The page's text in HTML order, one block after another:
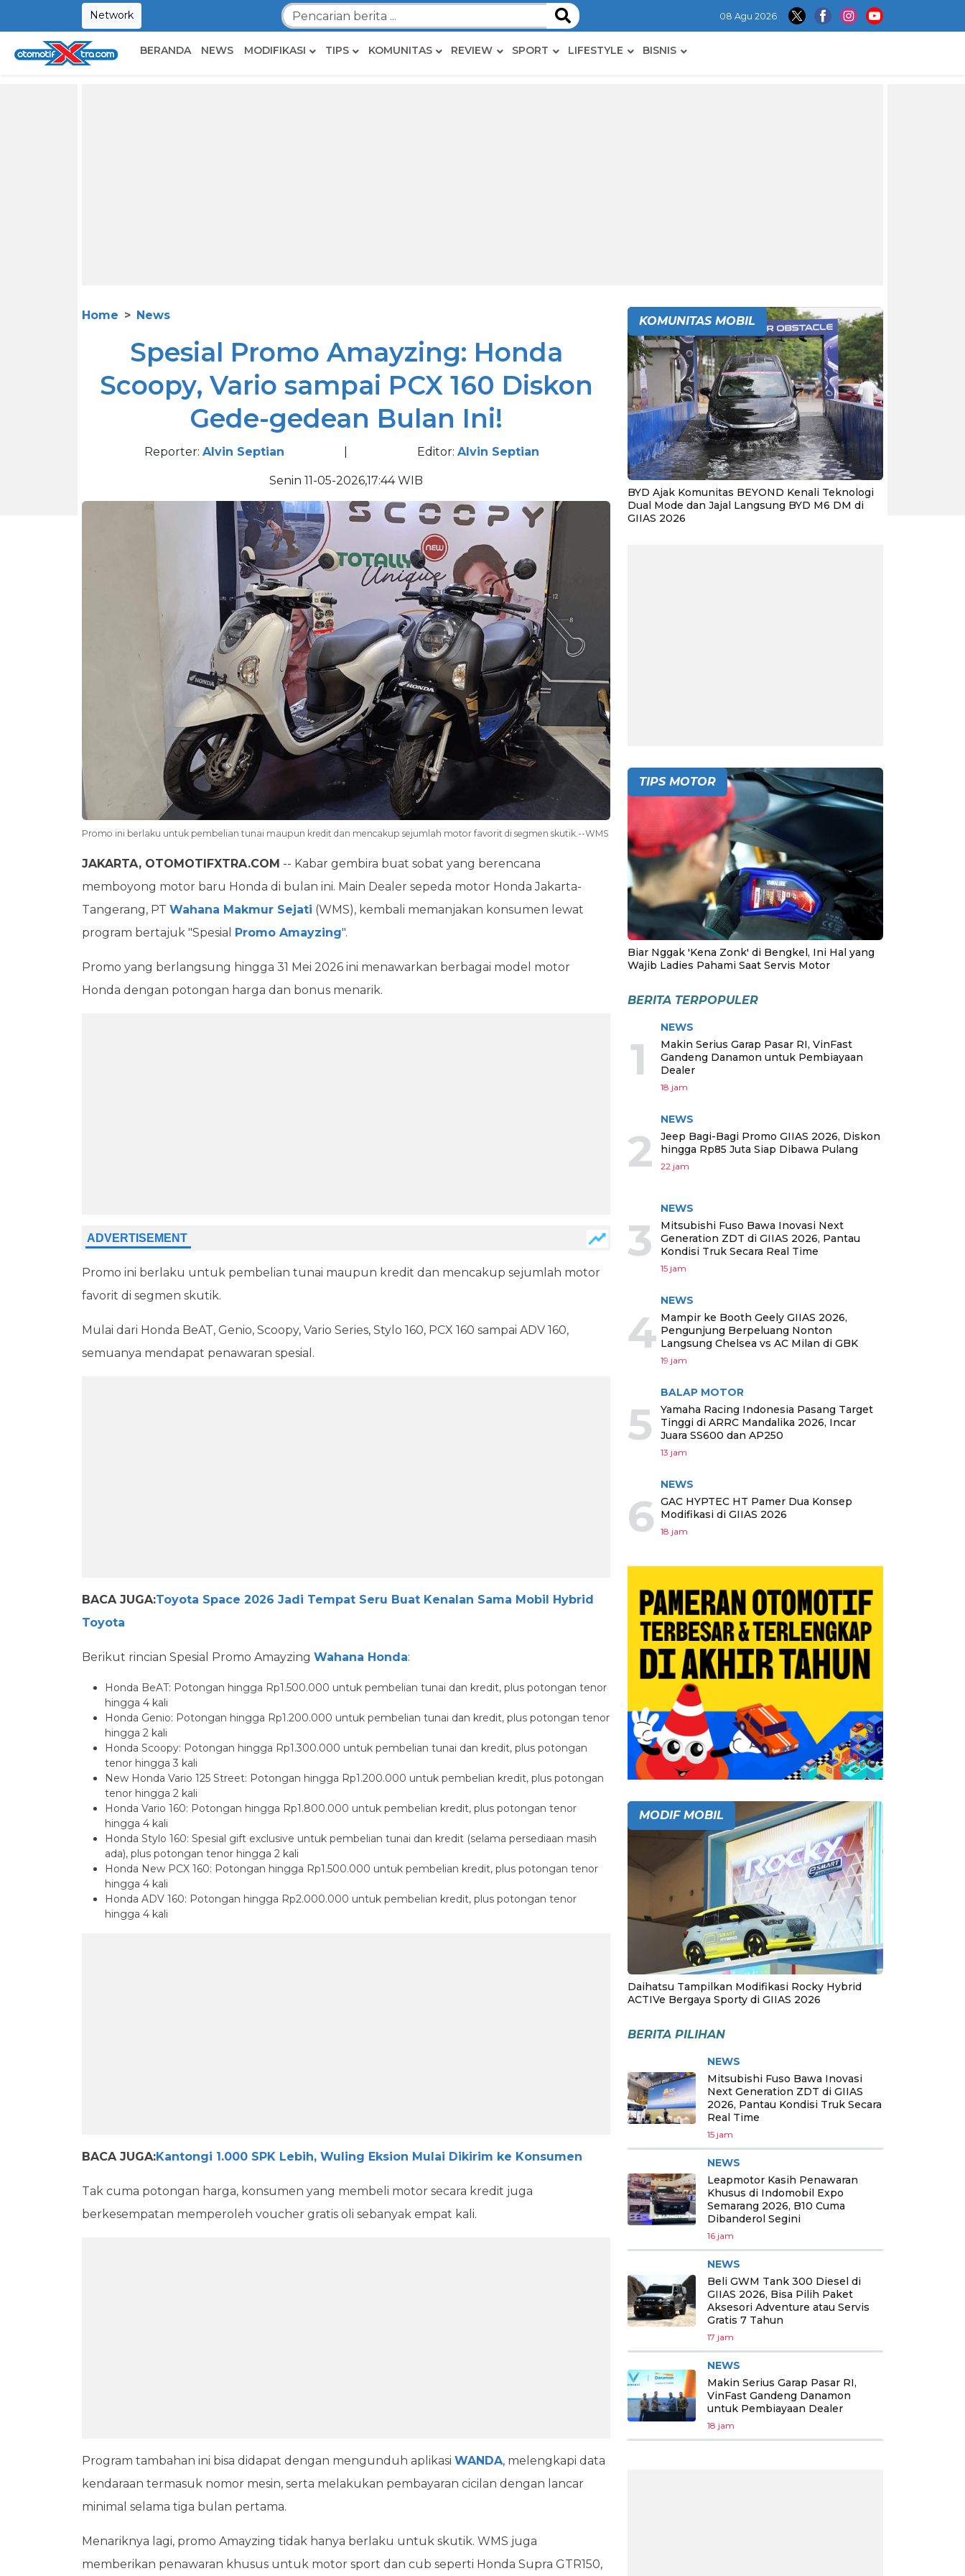
Network 08 Agu 2026
BERANDA NEWS MODIFIKASI TIPS KOMUNITAS REVIEW SPORT LIFESTYLE BISNIS
Home News
Spesial Promo Amayzing: Honda
Scoopy, Vario sampai PCX 160 Diskon
Gede-gedean Bulan Ini!
Reporter: Alvin Septian Editor: Alvin Septian
Senin 11-05-2026,17:44 WIB
Promo ini berlaku untuk pembelian tunai maupun kredit dan mencakup sejumlah motor favorit di segmen skutik.--WMS
JAKARTA, OTOMOTIFXTRA.COM -- Kabar gembira buat sobat yang berencana
memboyong motor baru Honda di bulan ini. Main Dealer sepeda motor Honda Jakarta-
Tangerang, PT Wahana Makmur Sejati (WMS), kembali memanjakan konsumen lewat
program bertajuk "Spesial
Promo Amayzing".
Promo yang berlangsung hingga 31 Mei 2026 ini menawarkan berbagai model motor
Honda dengan potongan harga dan bonus menarik.
Promo ini berlaku untuk pembelian tunai maupun kredit dan mencakup sejumlah motor
favorit di segmen skutik.
Mulai dari Honda BeAT, Genio, Scoopy, Vario Series, Stylo 160, PCX 160 sampai ADV 160,
semuanya mendapat penawaran spesial.
BACA JUGA:Toyota Space 2026 Jadi Tempat Seru Buat Kenalan Sama Mobil Hybrid
Toyota
Berikut rincian Spesial Promo Amayzing Wahana Honda:
Honda BeAT: Potongan hingga Rp1.500.000 untuk pembelian tunai dan kredit, plus potongan tenor
hingga 4 kali
Honda Genio: Potongan hingga Rp1.200.000 untuk pembelian tunai dan kredit, plus potongan tenor
hingga 2 kali
Honda Scoopy: Potongan hingga Rp1.300.000 untuk pembelian tunai dan kredit, plus potongan
tenor hingga 3 kali
New Honda Vario 125 Street: Potongan hingga Rp1.200.000 untuk pembelian kredit, plus potongan
tenor hingga 2 kali
Honda Vario 160: Potongan hingga Rp1.800.000 untuk pembelian kredit, plus potongan tenor
hingga 4 kali
Honda Stylo 160: Spesial gift exclusive untuk pembelian tunai dan kredit (selama persediaan masih
ada), plus potongan tenor hingga 2 kali
Honda New PCX 160: Potongan hingga Rp1.500.000 untuk pembelian kredit, plus potongan tenor
hingga 4 kali
Honda ADV 160: Potongan hingga Rp2.000.000 untuk pembelian kredit, plus potongan tenor
hingga 4 kali
BACA JUGA:Kantongi 1.000 SPK Lebih, Wuling Eksion Mulai Dikirim ke Konsumen
Tak cuma potongan harga, konsumen yang membeli motor secara kredit juga
berkesempatan memperoleh voucher gratis oli sebanyak empat kali.
Program tambahan ini bisa didapat dengan mengunduh aplikasi WANDA, melengkapi data
kendaraan termasuk nomor mesin, serta melakukan pembayaran cicilan dengan lancar
minimal selama tiga bulan pertama.
Menariknya lagi, promo Amayzing tidak hanya berlaku untuk skutik. WMS juga
memberikan penawaran khusus untuk motor sport dan cub seperti Honda Supra GTR150,
KOMUNITAS MOBIL
BYD Ajak Komunitas BEYOND Kenali Teknologi
Dual Mode dan Jajal Langsung BYD M6 DM di
GIIAS 2026
TIPS MOTOR
Biar Nggak 'Kena Zonk' di Bengkel, Ini Hal yang
Wajib Ladies Pahami Saat Servis Motor
BERITA TERPOPULER
1
NEWS
Makin Serius Garap Pasar RI, VinFast
Gandeng Danamon untuk Pembiayaan
Dealer
18 jam
2
NEWS
Jeep Bagi-Bagi Promo GIIAS 2026, Diskon
hingga Rp85 Juta Siap Dibawa Pulang
22 jam
3
NEWS
Mitsubishi Fuso Bawa Inovasi Next
Generation ZDT di GIIAS 2026, Pantau
Kondisi Truk Secara Real Time
15 jam
4
NEWS
Mampir ke Booth Geely GIIAS 2026,
Pengunjung Berpeluang Nonton
Langsung Chelsea vs AC Milan di GBK
19 jam
5
BALAP MOTOR
Yamaha Racing Indonesia Pasang Target
Tinggi di ARRC Mandalika 2026, Incar
Juara SS600 dan AP250
13 jam
6
NEWS
GAC HYPTEC HT Pamer Dua Konsep
Modifikasi di GIIAS 2026
18 jam
MODIF MOBIL
Daihatsu Tampilkan Modifikasi Rocky Hybrid
ACTIVe Bergaya Sporty di GIIAS 2026
BERITA PILIHAN
NEWS
Mitsubishi Fuso Bawa Inovasi
Next Generation ZDT di GIIAS
2026, Pantau Kondisi Truk Secara
Real Time
15 jam
NEWS
Leapmotor Kasih Penawaran
Khusus di Indomobil Expo
Semarang 2026, B10 Cuma
Dibanderol Segini
16 jam
NEWS
Beli GWM Tank 300 Diesel di
GIIAS 2026, Bisa Pilih Paket
Aksesori Adventure atau Servis
Gratis 7 Tahun
17 jam
NEWS
Makin Serius Garap Pasar RI,
VinFast Gandeng Danamon
untuk Pembiayaan Dealer
18 jam